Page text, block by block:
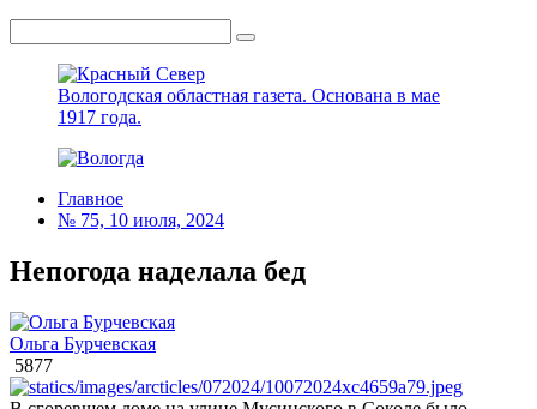
Вологодская областная газета. Основана в мае
1917 года.
Главное
№ 75, 10 июля, 2024
Непогода наделала бед
Ольга Бурчевская
5877